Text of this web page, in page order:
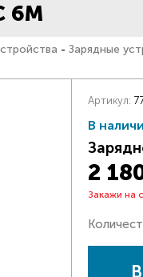
6M
- Зарядные
Артикул:
В
2
Закажи на